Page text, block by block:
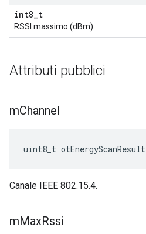
int8_t
RSSI massimo (dBm)
Attributi pubblici
mChannel
uint8_t otEnergyScanResult
Canale IEEE 802.15.4.
mMaxRssi